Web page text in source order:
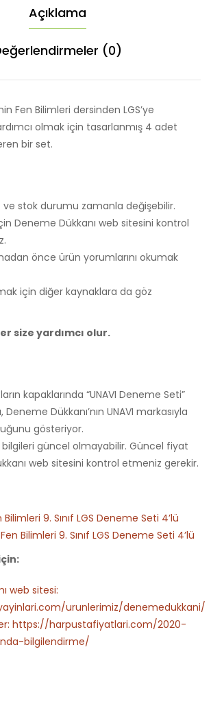
Açıklama
(0)
Fen Bilimleri dersinden LGS’ye
olmak için tasarlanmış 4 adet
bir set.
ve stok durumu zamanla değişebilir.
Deneme Dükkanı web sitesini kontrol
önce ürün yorumlarını okumak
için diğer kaynaklara da göz
size yardımcı olur.
kapaklarında “UNAVI Deneme Seti”
Dükkanı’nın UNAVI markasıyla
gösteriyor.
güncel olmayabilir. Güncel fiyat
web sitesini kontrol etmeniz gerekir.
Bilimleri 9. Sınıf LGS Deneme Seti 4’lü
Bilimleri 9. Sınıf LGS Deneme Seti 4’lü
web sitesi:
urunlerimiz/denemedukkani/
https://harpustafiyatlari.com/2020-
bilgilendirme/